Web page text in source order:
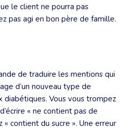
le client ne pourra pas
pas agi en bon père de famille.
de traduire les mentions qui
d’un nouveau type de
diabétiques. Vous vous trompez
« ne contient pas de
« contient du sucre ». Une erreur